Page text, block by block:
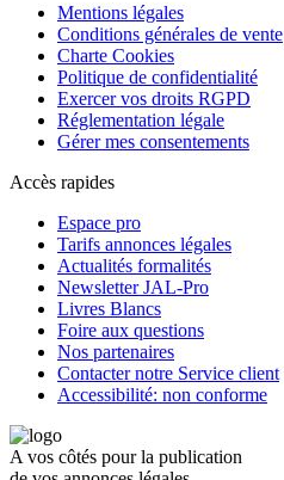
Mentions légales
Conditions générales de vente
Charte Cookies
Politique de confidentialité
Exercer vos droits RGPD
Réglementation légale
Gérer mes consentements
Accès rapides
Espace pro
Tarifs annonces légales
Actualités formalités
Newsletter JAL-Pro
Livres Blancs
Foire aux questions
Nos partenaires
Contacter notre Service client
Accessibilité: non conforme
A vos côtés pour la publication